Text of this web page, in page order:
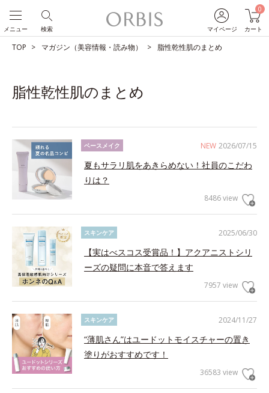
マイページ
0
カート
検索
メニュー
TOP マガジン（美容情報・読み物） 脂性乾性肌のまとめ
脂性乾性肌のまとめ
NEW 2026/07/15
ベースメイク
夏もサラリ肌をあきらめない！社員のこだわ
りは？
8486 view
2025/06/30
スキンケア
【実はべスコス受賞品！】アクアニストシリ
ーズの疑問に本音で答えます
7957 view
2024/11/27
スキンケア
“薄肌さん”はユードットモイスチャーの置き
塗りがおすすめです！
36583 view